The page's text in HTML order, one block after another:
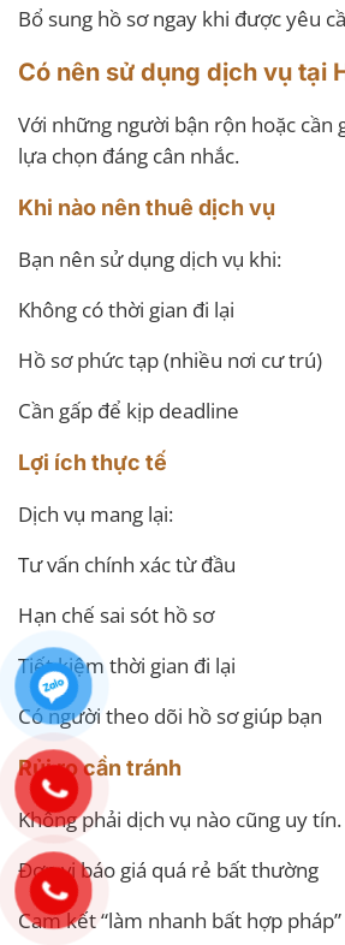
Bổ sung hồ sơ ngay khi được yêu
Có nên sử dụng dịch vụ tại
Với những người bận rộn hoặc cần
lựa chọn đáng cân nhắc.
Khi nào nên thuê dịch vụ
Bạn nên sử dụng dịch vụ khi:
Không có thời gian đi lại
Hồ sơ phức tạp (nhiều nơi cư trú)
Cần gấp để kịp deadline
Lợi ích thực tế
Dịch vụ mang lại:
Tư vấn chính xác từ đầu
Hạn chế sai sót hồ sơ
Tiết kiệm thời gian đi lại
Có người theo dõi hồ sơ giúp bạn
Rủi ro cần tránh
Không phải dịch vụ nào cũng uy
Đơn vị báo giá quá rẻ bất thường
Cam kết “làm nhanh bất hợp pháp”